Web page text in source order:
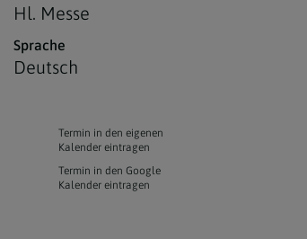
Hl. Messe
Sprache
Deutsch
Termin in den eigenen
Kalender eintragen
Termin in den Google
Kalender eintragen